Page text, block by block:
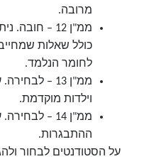
מרובה.
ממ"ן 12 –
כולל שאלות
לחומר הנלמד.
ממ"ן 13 –
וילדות מוקדמת.
ממ"ן 14 –
ההתבגרות.